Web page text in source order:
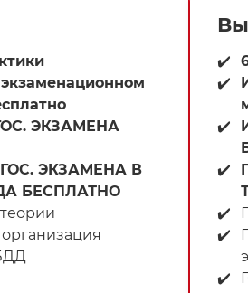
ЭКЗАМЕНА
ЭКЗАМЕНА В
БЕСПЛАТНО